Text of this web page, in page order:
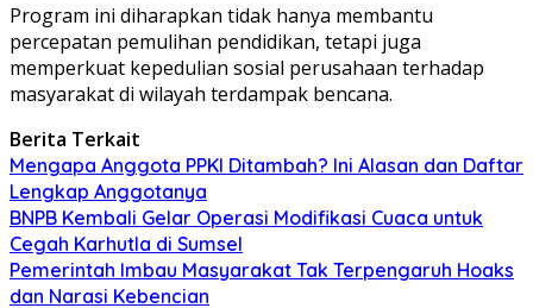
Program ini diharapkan tidak hanya membantu
percepatan pemulihan pendidikan, tetapi juga
memperkuat kepedulian sosial perusahaan terhadap
masyarakat di wilayah terdampak bencana.
Berita Terkait
Mengapa Anggota PPKI Ditambah? Ini Alasan dan Daftar
Lengkap Anggotanya
BNPB Kembali Gelar Operasi Modifikasi Cuaca untuk
Cegah Karhutla di Sumsel
Pemerintah Imbau Masyarakat Tak Terpengaruh Hoaks
dan Narasi Kebencian